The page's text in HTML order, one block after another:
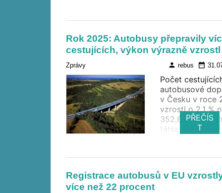
dohledem
velkého
Zábava bude i
děti.
Rok 2025: Autobusy přepravily
cestujících, výkon výrazně vzrostl
Zprávy person rebus date_range
Počet
autobusové
v Česku v roce
vzrostl o 2,1 %
352,6 milionu.
táhla především
linkové dopravě
ubylo. Výrazně
PŘEČÍS
T
Registrace autobusů v EU
více než 22 procent